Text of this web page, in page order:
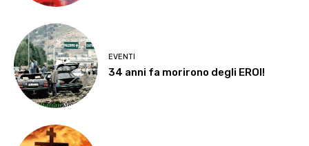
EVENTI
34 anni fa morirono degli EROI!